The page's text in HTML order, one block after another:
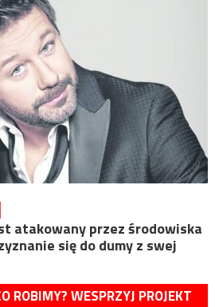
atakowany przez środowiska
się do dumy z swej
ROBIMY? WESPRZYJ PROJEKT